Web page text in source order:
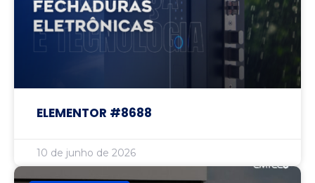
ELEMENTOR #8688
10 de junho de 2026